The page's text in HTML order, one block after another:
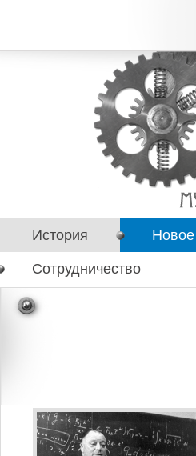
История Новое
Сотрудничество